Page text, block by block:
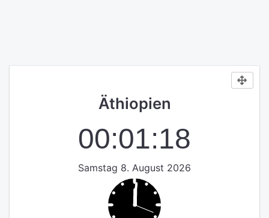
Äthiopien
00:01:18
Samstag 8. August 2026